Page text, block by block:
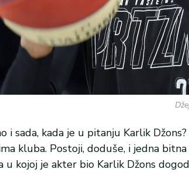
i sada, kada je u pitanju Karlik
kluba. Postoji, doduše, i jedna
kojoj je akter bio Karlik Džons